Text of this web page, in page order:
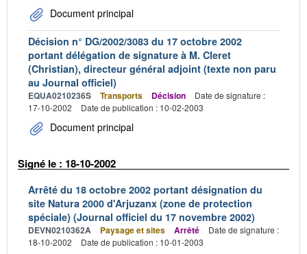
Document principal
Décision n° DG/2002/3083 du 17 octobre 2002
portant délégation de signature à M. Cleret
(Christian), directeur général adjoint (texte non paru
au Journal officiel)
EQUA0210236S Transports Décision
Date de signature :
17-10-2002
Date de publication : 10-02-2003
Document principal
Signé le : 18-10-2002
Arrêté du 18 octobre 2002 portant désignation du
site Natura 2000 d'Arjuzanx (zone de protection
spéciale) (Journal officiel du 17 novembre 2002)
DEVN0210362A Paysage et sites Arrêté
Date de signature :
18-10-2002
Date de publication : 10-01-2003